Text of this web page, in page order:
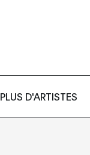
PLUS D'ARTISTES